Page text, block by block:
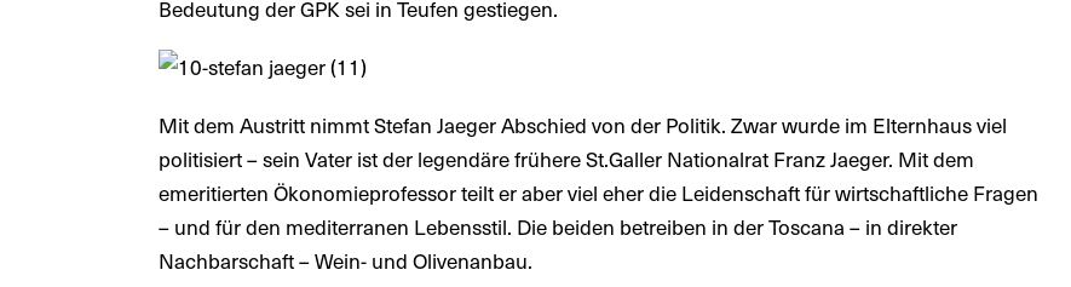
Bedeutung der GPK sei in Teufen gestiegen.
Mit dem Austritt nimmt Stefan Jaeger Abschied von der Politik. Zwar wurde im Elternhaus viel
politisiert – sein Vater ist der legendäre frühere St.Galler Nationalrat Franz Jaeger. Mit dem
emeritierten Ökonomieprofessor teilt er aber viel eher die Leidenschaft für wirtschaftliche Fragen
– und für den mediterranen Lebensstil. Die beiden betreiben in der Toscana – in direkter
Nachbarschaft – Wein- und Olivenanbau.